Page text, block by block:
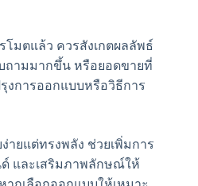
โมตแล้ว ควรสังเกตผลลัพธ์
ถามมากขึ้น หรือยอดขายที่
งการออกแบบหรือวิธีการ
ายแต่ทรงพลัง ช่วยเพิ่มการ
ด์ และเสริมภาพลักษณ์ให้